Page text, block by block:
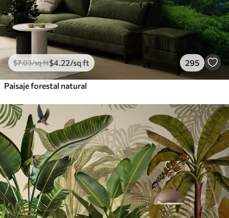
$7.03/sq ft$4 .22/sq ft 295
Paisaje forestal natural